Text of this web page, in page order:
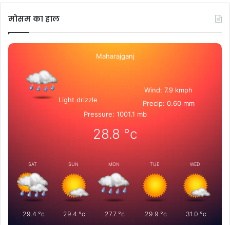
मोसम का हाल
Maharajganj
Light drizzle
Wind: 7.9 kmph
Precip: 0.60 mm
Pressure: 1001.1 mb
28.8 °c
SAT
29.4 °c
SUN
29.4 °c
MON
27.7 °c
TUE
29.9 °c
WED
31.0 °c